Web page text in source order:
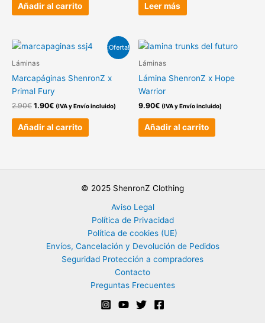
Añadir al carrito Leer más
¡Oferta!
Láminas
Marcapáginas ShenronZ x
Primal Fury
2.90€
El
precio
original
2.90€.
1.90€
El
precio
1.90€.
(IVA y Envío incluido)
Añadir al carrito
Láminas
Lámina ShenronZ x Hope
Warrior
9.90€ (IVA y Envío incluido)
Añadir al carrito
© 2025 ShenronZ Clothing
Aviso Legal
Política de Privacidad
Política de cookies (UE)
Envíos, Cancelación y Devolución de Pedidos
Seguridad Protección a compradores
Contacto
Preguntas Frecuentes